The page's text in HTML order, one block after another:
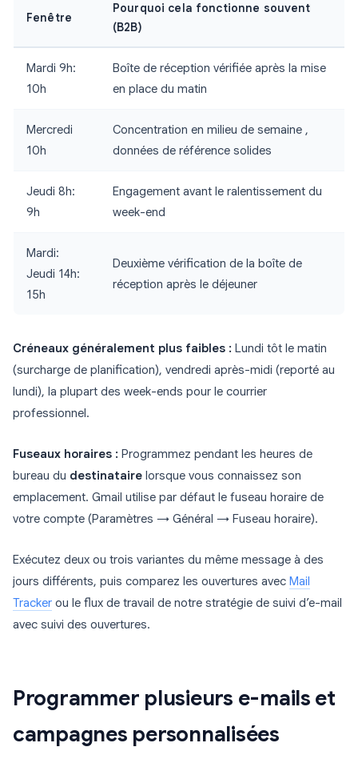
Fenêtre
Pourquoi cela fonctionne souvent
(B2B)
Mardi 9h:
10h
Boîte de réception vérifiée après la mise
en place du matin
Mercredi
10h
Concentration en milieu de semaine ,
données de référence solides
Jeudi 8h:
9h
Engagement avant le ralentissement du
week-end
Mardi:
Jeudi 14h:
15h
Deuxième vérification de la boîte de
réception après le déjeuner
Créneaux généralement plus faibles : Lundi tôt le matin
(surcharge de planification), vendredi après-midi (reporté au
lundi), la plupart des week-ends pour le courrier
professionnel.
Fuseaux horaires : Programmez pendant les heures de
bureau du destinataire lorsque vous connaissez son
emplacement. Gmail utilise par défaut le fuseau horaire de
votre compte (Paramètres → Général → Fuseau horaire).
Exécutez deux ou trois variantes du même message à des
jours différents, puis comparez les ouvertures avec Mail
Tracker ou le flux de travail de notre stratégie de suivi d’e-mail
avec suivi des ouvertures.
Programmer plusieurs e-mails et
campagnes personnalisées